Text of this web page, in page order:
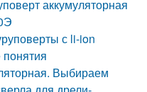
аккумуляторная
с li-ion
Выбираем